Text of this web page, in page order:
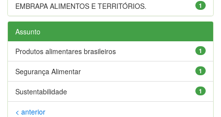
1
EMBRAPA ALIMENTOS E TERRITÓRIOS.
Assunto
1
Produtos alimentares brasileiros
1
Segurança Alimentar
1
Sustentabilidade
< anterior